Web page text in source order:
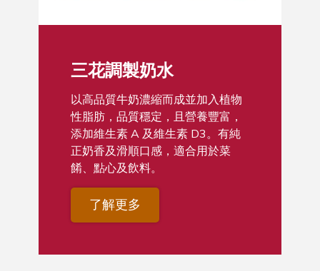
三花調製奶水
以高品質牛奶濃縮而成並加入植物
性脂肪，品質穩定，且營養豐富，
添加維生素 A 及維生素 D3。有純
正奶香及滑順口感，適合用於菜
餚、點心及飲料。
了解更多